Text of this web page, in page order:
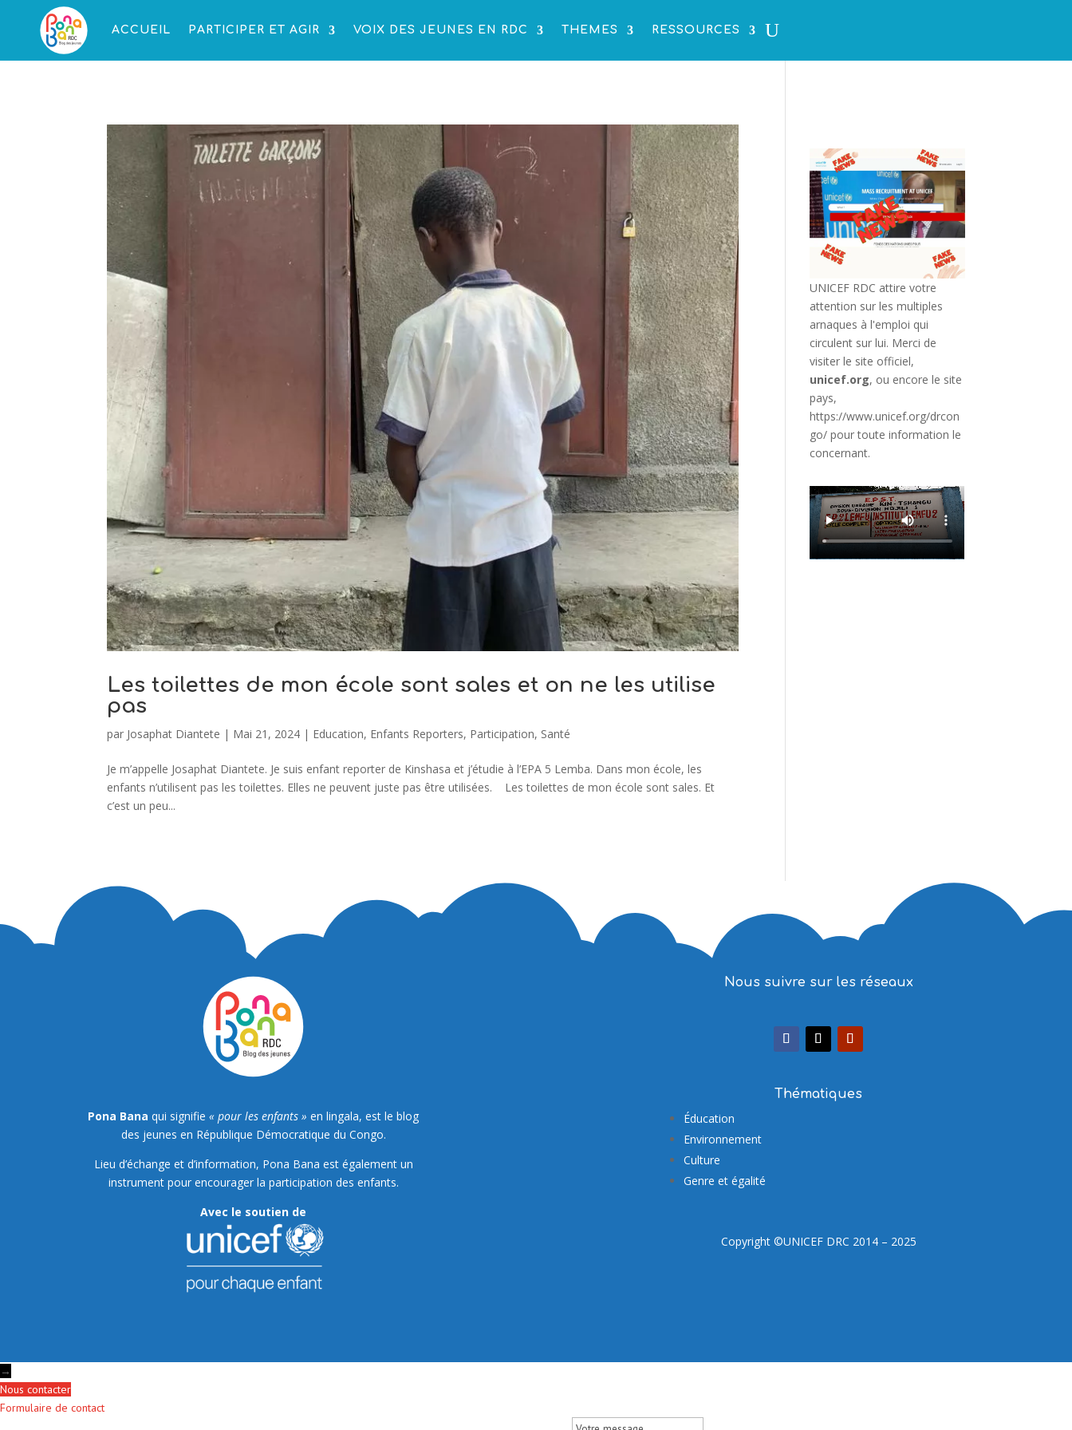
ACCUEIL PARTICIPER ET AGIR VOIX DES JEUNES EN RDC THEMES RESSOURCES
Les toilettes de mon école sont sales et on ne les utilise
pas
par Josaphat Diantete | Mai 21, 2024 | Education, Enfants Reporters, Participation, Santé
Je m’appelle Josaphat Diantete. Je suis enfant reporter de Kinshasa et j’étudie à l’EPA 5 Lemba. Dans mon école, les
enfants n’utilisent pas les toilettes. Elles ne peuvent juste pas être utilisées. Les toilettes de mon école sont sales. Et
c’est un peu...
UNICEF RDC attire votre
attention sur les multiples
arnaques à l'emploi qui
circulent sur lui. Merci de
visiter le site officiel,
unicef.org, ou encore le site
pays,
https://www.unicef.org/drcon
go/ pour toute information le
concernant.
Pona Bana qui signifie« pour les enfants » en lingala, est le blog
des jeunes en République Démocratique du Congo.
Lieu d’échange et d’information, Pona Bana est également un
instrument pour encourager la participation des enfants.
Avec le soutien de
Nous suivre sur les réseaux
Thématiques
Éducation
Environnement
Culture
Genre et égalité
Copyright ©UNICEF DRC 2014 – 2025
→
Nous contacter
Formulaire de contact